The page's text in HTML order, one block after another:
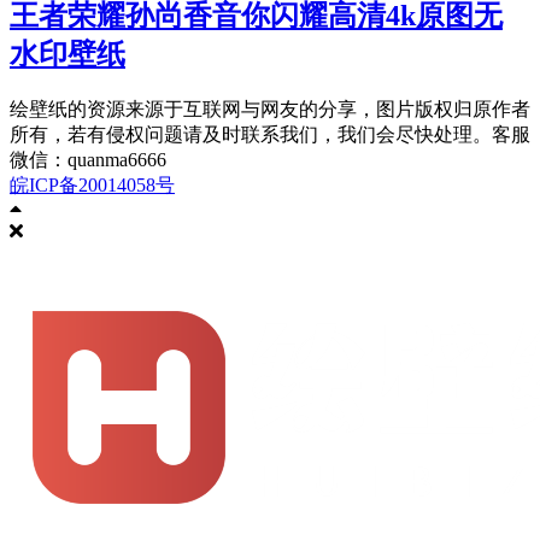
王者荣耀孙尚香音你闪耀高清4k原图无
水印壁纸
绘壁纸的资源来源于互联网与网友的分享，图片版权归原作者
所有，若有侵权问题请及时联系我们，我们会尽快处理。客服
微信：quanma6666
皖ICP备20014058号